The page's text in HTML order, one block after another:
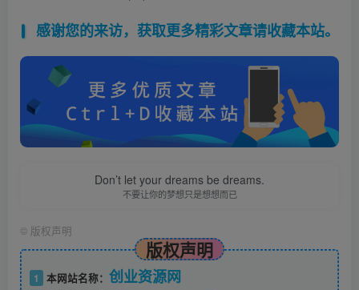
感谢您的来访，获取更多精彩文章请收藏本站。
Don’t let your dreams be dreams.
不要让你的梦想只是想想而已
© 版权声明
版权声明
1 本网站名称： 创业资源网